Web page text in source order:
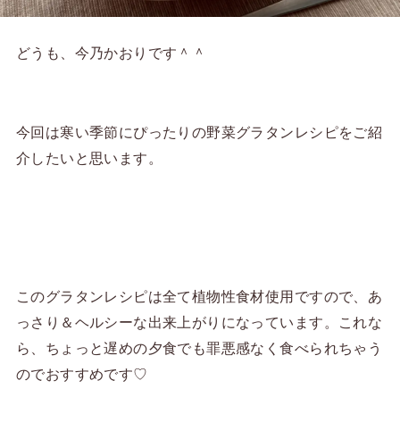
どうも、今乃かおりです＾＾
今回は寒い季節にぴったりの野菜グラタンレシピをご紹
介したいと思います。
このグラタンレシピは全て植物性食材使用ですので、あ
っさり＆ヘルシーな出来上がりになっています。これな
ら、ちょっと遅めの夕食でも罪悪感なく食べられちゃう
のでおすすめです♡